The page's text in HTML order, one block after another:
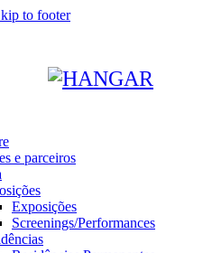
to footer
e parceiros
Exposições
Screenings/Performances